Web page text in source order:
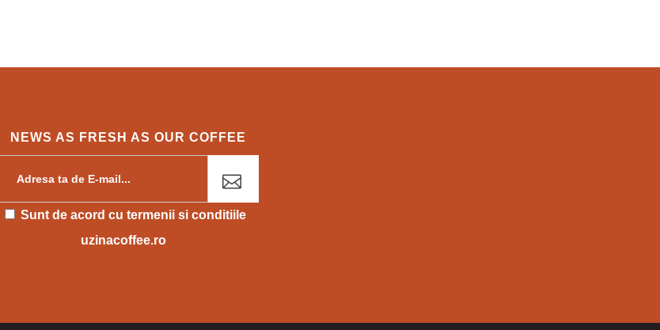
NEWS AS FRESH AS OUR COFFEE
Please leave this field empty.
Sunt de acord cu termenii si conditiile
uzinacoffee.ro